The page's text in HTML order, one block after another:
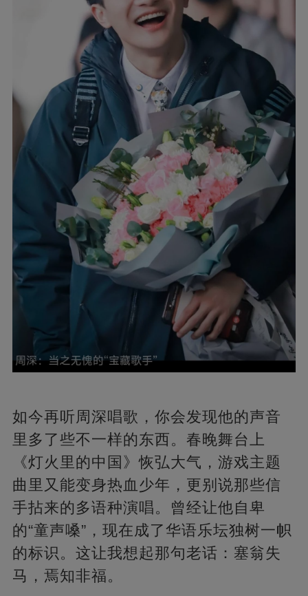
如今再听周深唱歌，你会发现他的声音
里多了些不一样的东西。春晚舞台上
《灯火里的中国》恢弘大气，游戏主题
曲里又能变身热血少年，更别说那些信
手拈来的多语种演唱。曾经让他自卑
的“童声嗓”，现在成了华语乐坛独树一帜
的标识。这让我想起那句老话：塞翁失
马，焉知非福。